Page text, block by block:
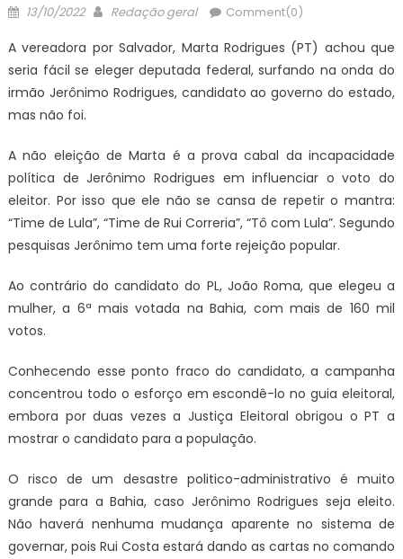
Posted
13/10/2022 Author
Redação geral Comment(0)
A vereadora por Salvador, Marta Rodrigues (PT) achou que
seria fácil se eleger deputada federal, surfando na onda do
irmão Jerônimo Rodrigues, candidato ao governo do estado,
mas não foi.
A não eleição de Marta é a prova cabal da incapacidade
política de Jerônimo Rodrigues em influenciar o voto do
eleitor. Por isso que ele não se cansa de repetir o mantra:
“Time de Lula”, “Time de Rui Correria”, “Tô com Lula”. Segundo
pesquisas Jerônimo tem uma forte rejeição popular.
Ao contrário do candidato do PL, João Roma, que elegeu a
mulher, a 6ª mais votada na Bahia, com mais de 160 mil
votos.
Conhecendo esse ponto fraco do candidato, a campanha
concentrou todo o esforço em escondê-lo no guia eleitoral,
embora por duas vezes a Justiça Eleitoral obrigou o PT a
mostrar o candidato para a população.
O risco de um desastre politico-administrativo é muito
grande para a Bahia, caso Jerônimo Rodrigues seja eleito.
Não haverá nenhuma mudança aparente no sistema de
governar, pois Rui Costa estará dando as cartas no comando